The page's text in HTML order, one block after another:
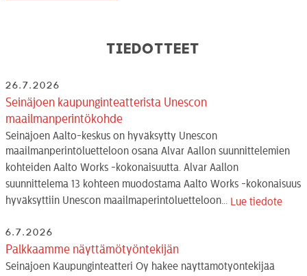
Tiedotteet
26.7.2026
Seinäjoen kaupunginteatterista Unescon
maailmanperintökohde
Seinäjoen Aalto-keskus on hyväksytty Unescon
maailmanperintöluetteloon osana Alvar Aallon suunnittelemien
kohteiden Aalto Works -kokonaisuutta. Alvar Aallon
suunnittelema 13 kohteen muodostama Aalto Works -kokonaisuus
hyväksyttiin Unescon maailmaperintöluetteloon... Lue tiedote
6.7.2026
Palkkaamme näyttämötyöntekijän
Seinäjoen Kaupunginteatteri Oy hakee näyttämötyöntekijää